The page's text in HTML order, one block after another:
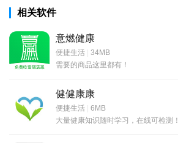
相关软件
意燃健康
便捷生活 | 34MB
需要的商品这里都有！
健健康康
便捷生活 | 6MB
大量健康知识随时学习，在线可检测！